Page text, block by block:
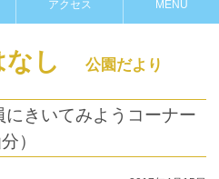
アクセス MENU
なし 公園だより
きいてみようコーナー
）